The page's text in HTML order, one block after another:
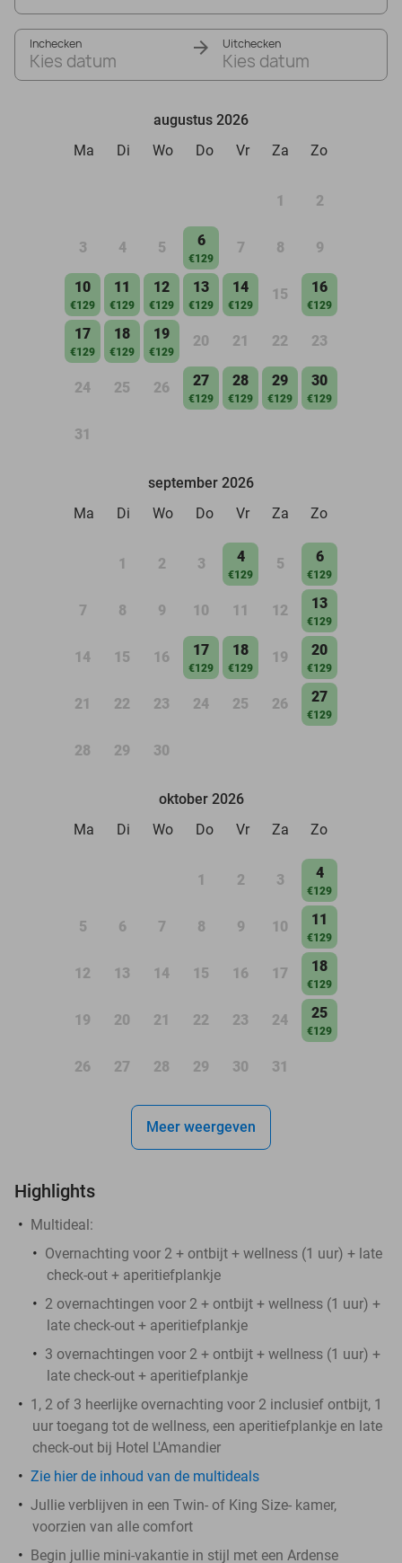
Inchecken
Kies datum
Uitchecken
Kies datum
augustus 2026
Ma
Di Wo Do Vr Za Zo
1 2
3 4 5 6
€129
7 8 9
10
€129
11
€129
12
€129
13
€129
14
€129
15 16
€129
17
€129
18
€129
19
€129
20 21 22 23
24 25 26 27
€129
28
€129
29
€129
30
€129
31
september 2026
Ma
Di Wo Do Vr Za Zo
1 2 3 4
€129
5 6
€129
7 8 9 10 11 12 13
€129
14 15 16 17
€129
18
€129
19 20
€129
21 22 23 24 25 26 27
€129
28 29 30
oktober 2026
Ma
Di Wo Do Vr Za Zo
1 2 3 4
€129
5 6 7 8 9 10 11
€129
12 13 14 15 16 17 18
€129
19 20 21 22 23 24 25
€129
26 27 28 29 30 31
Meer weergeven
Highlights
Multideal:
Overnachting voor 2 + ontbijt + wellness (1 uur) + late
check-out + aperitiefplankje
2 overnachtingen voor 2 + ontbijt + wellness (1 uur) +
late check-out + aperitiefplankje
3 overnachtingen voor 2 + ontbijt + wellness (1 uur) +
late check-out + aperitiefplankje
1, 2 of 3 heerlijke overnachting voor 2 inclusief ontbijt, 1
uur toegang tot de wellness, een aperitiefplankje en late
check-out bij Hotel L'Amandier
Zie hier de inhoud van de multideals
Jullie verblijven in een Twin- of King Size- kamer,
voorzien van alle comfort
Begin jullie mini-vakantie in stijl met een Ardense